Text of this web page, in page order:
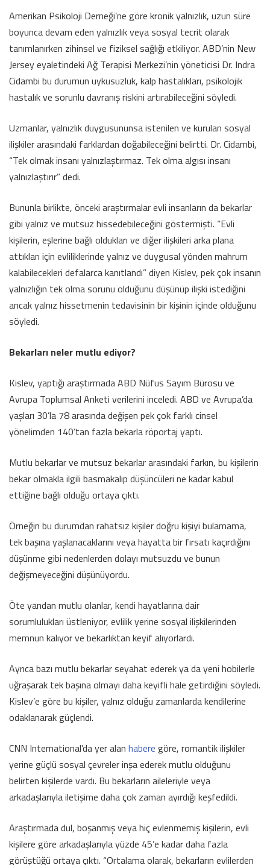
Amerikan Psikoloji Derneği’ne göre kronik yalnızlık, uzun süre
boyunca devam eden yalnızlık veya sosyal tecrit olarak
tanımlanırken zihinsel ve fiziksel sağlığı etkiliyor. ABD’nin New
Jersey eyaletindeki Ağ Terapisi Merkezi’nin yöneticisi Dr. Indra
Cidambi bu durumun uykusuzluk, kalp hastalıkları, psikolojik
hastalık ve sorunlu davranış riskini artırabileceğini söyledi.
Uzmanlar, yalnızlık duygusununsa istenilen ve kurulan sosyal
ilişkiler arasındaki farklardan doğabileceğini belirtti. Dr. Cidambi,
“Tek olmak insanı yalnızlaştırmaz. Tek olma algısı insanı
yalnızlaştırır” dedi.
Bununla birlikte, önceki araştırmalar evli insanların da bekarlar
gibi yalnız ve mutsuz hissedebileceğini göstermişti. “Evli
kişilerin, eşlerine bağlı oldukları ve diğer ilişkileri arka plana
attıkları için evliliklerinde yalnız ve duygusal yönden mahrum
kalabilecekleri defalarca kanıtlandı” diyen Kislev, pek çok insanın
yalnızlığın tek olma sorunu olduğunu düşünüp ilişki istediğini
ancak yalnız hissetmenin tedavisinin bir kişinin içinde olduğunu
söyledi.
Bekarları neler mutlu ediyor?
Kislev, yaptığı araştırmada ABD Nüfus Sayım Bürosu ve
Avrupa Toplumsal Anketi verilerini inceledi. ABD ve Avrupa’da
yaşları 30’la 78 arasında değişen pek çok farklı cinsel
yönelimden 140’tan fazla bekarla röportaj yaptı.
Mutlu bekarlar ve mutsuz bekarlar arasındaki farkın, bu kişilerin
bekar olmakla ilgili basmakalıp düşüncüleri ne kadar kabul
ettiğine bağlı olduğu ortaya çıktı.
Örneğin bu durumdan rahatsız kişiler doğru kişiyi bulamama,
tek başına yaşlanacaklarını veya hayatta bir fırsatı kaçırdığını
düşünme gibi nedenlerden dolayı mutsuzdu ve bunun
değişmeyeceğini düşünüyordu.
Öte yandan mutlu olanlar, kendi hayatlarına dair
sorumlulukları üstleniyor, evlilik yerine sosyal ilişkilerinden
memnun kalıyor ve bekarlıktan keyif alıyorlardı.
Ayrıca bazı mutlu bekarlar seyahat ederek ya da yeni hobilerle
uğraşarak tek başına olmayı daha keyifli hale getirdiğini söyledi.
Kislev’e göre bu kişiler, yalnız olduğu zamanlarda kendilerine
odaklanarak güçlendi.
CNN International’da yer alan habere göre, romantik ilişkiler
yerine güçlü sosyal çevreler inşa ederek mutlu olduğunu
belirten kişilerde vardı. Bu bekarların aileleriyle veya
arkadaşlarıyla iletişime daha çok zaman ayırdığı keşfedildi.
Araştırmada dul, boşanmış veya hiç evlenmemiş kişilerin, evli
kişilere göre arkadaşlarıyla yüzde 45’e kadar daha fazla
görüştüğü ortaya çıktı. “Ortalama olarak, bekarların evlilerden